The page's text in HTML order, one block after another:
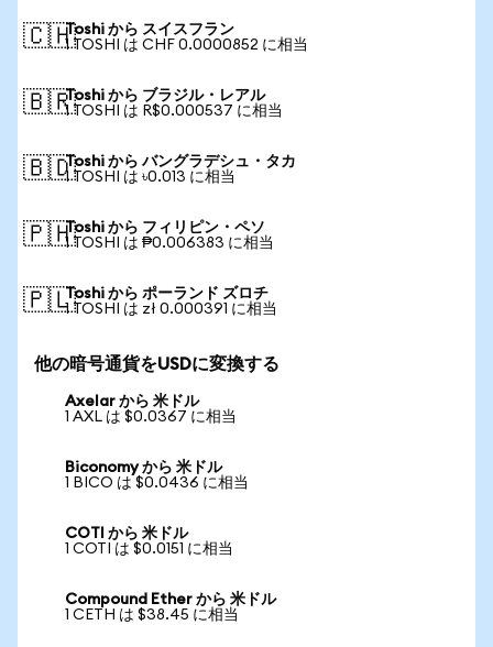
🇨🇭Toshi から スイスフラン
1 TOSHI は CHF 0.0000852 に相当
🇧🇷Toshi から ブラジル・レアル
1 TOSHI は R$0.000537 に相当
🇧🇩Toshi から バングラデシュ・タカ
1 TOSHI は ৳0.013 に相当
🇵🇭Toshi から フィリピン・ペソ
1 TOSHI は ₱0.006383 に相当
🇵🇱Toshi から ポーランド ズロチ
1 TOSHI は zł 0.000391 に相当
他の暗号通貨をUSDに変換する
Axelar から 米ドル
1 AXL は $0.0367 に相当
Biconomy から 米ドル
1 BICO は $0.0436 に相当
COTI から 米ドル
1 COTI は $0.0151 に相当
Compound Ether から 米ドル
1 CETH は $38.45 に相当